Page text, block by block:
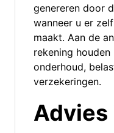
genereren door
wanneer u er
maakt. Aan de
rekening
onderhoud,
verzekeringen.
Advies